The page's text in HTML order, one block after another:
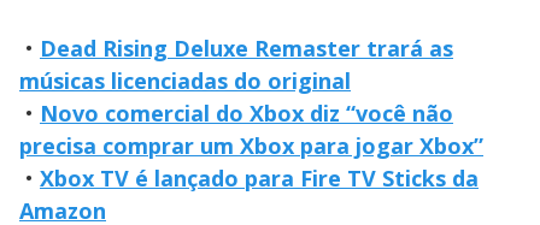
• Dead Rising Deluxe Remaster trará as
músicas licenciadas do original
• Novo comercial do Xbox diz “você não
precisa comprar um Xbox para jogar Xbox”
• Xbox TV é lançado para Fire TV Sticks da
Amazon